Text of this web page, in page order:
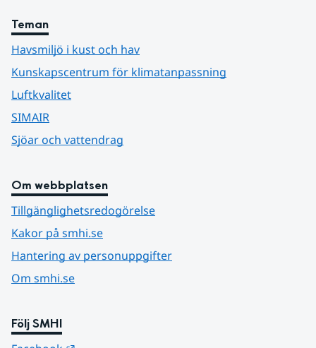
Teman
Havsmiljö i kust och hav
Kunskapscentrum för klimatanpassning
Luftkvalitet
SIMAIR
Sjöar och vattendrag
Om webbplatsen
Tillgänglighetsredogörelse
Kakor på smhi.se
Hantering av personuppgifter
Om smhi.se
Följ SMHI